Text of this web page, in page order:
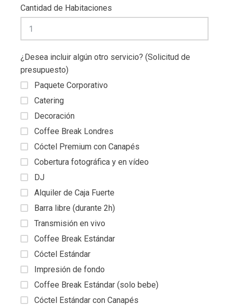
Cantidad de Habitaciones
¿Desea incluir algún otro servicio? (Solicitud de
presupuesto)
Paquete Corporativo
Catering
Decoración
Coffee Break Londres
Cóctel Premium con Canapés
Cobertura fotográfica y en vídeo
DJ
Alquiler de Caja Fuerte
Barra libre (durante 2h)
Transmisión en vivo
Coffee Break Estándar
Cóctel Estándar
Impresión de fondo
Coffee Break Estándar (solo bebe)
Cóctel Estándar con Canapés